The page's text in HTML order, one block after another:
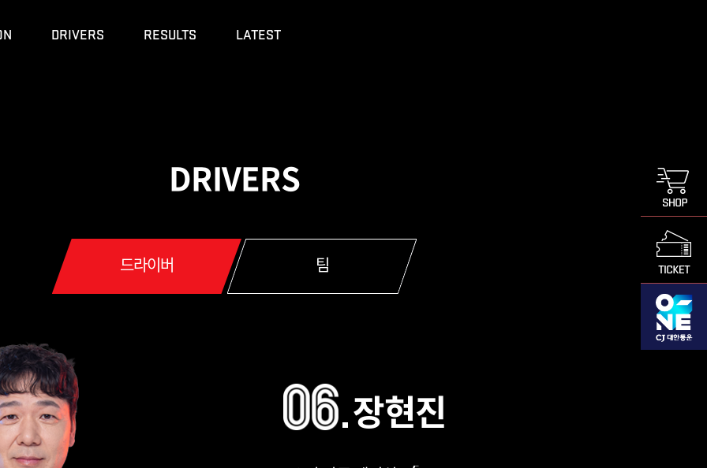
DRIVERS RESULTS LATEST
DRIVERS
드라이버 팀
장현진